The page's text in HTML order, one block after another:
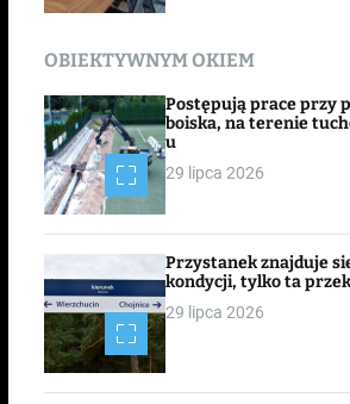
OBIEKTYWNYM OKIEM
Postępują prace przy
boiska, na terenie
u
29 lipca 2026
Przystanek znajduje
kondycji, tylko ta
29 lipca 2026